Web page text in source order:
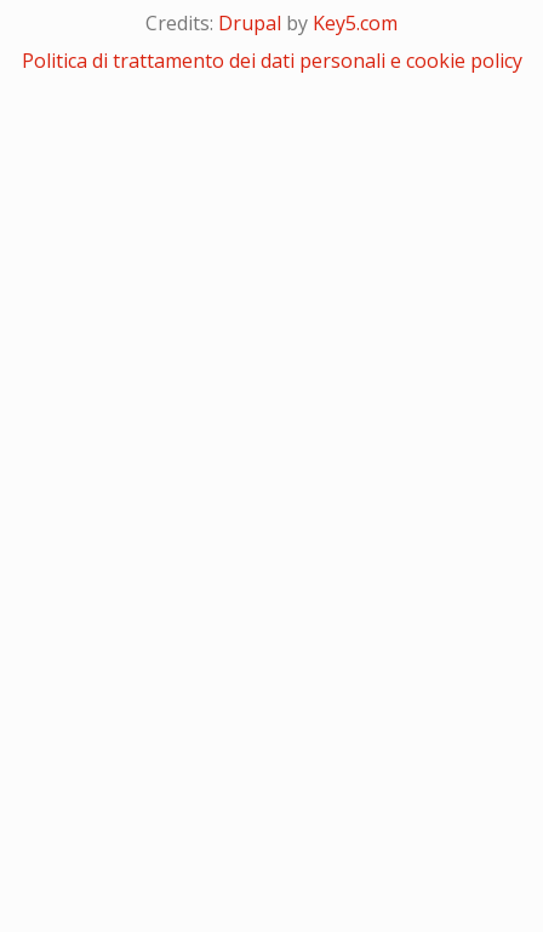
Credits: Drupal by Key5.com
Politica di trattamento dei dati personali e cookie policy